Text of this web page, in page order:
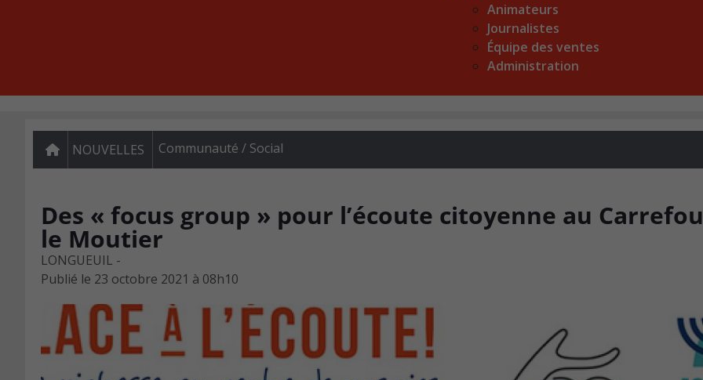
Animateurs
Journalistes
Équipe des ventes
Administration
NOUVELLES Communauté / Social
Des « focus group » pour l’écoute citoyenne au
le Moutier
LONGUEUIL -
Publié le 23 octobre 2021 à 08h10